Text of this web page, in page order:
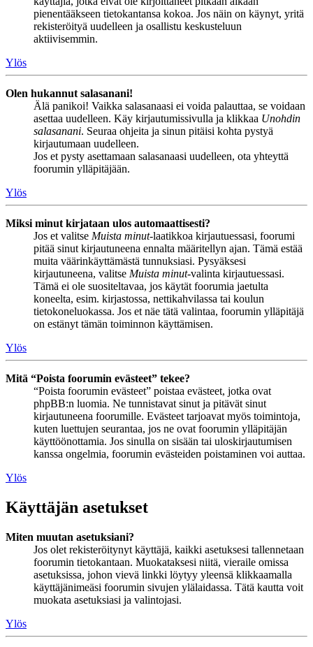
pienentääkseen tietokantansa kokoa. Jos näin on käynyt, yritä
rekisteröityä uudelleen ja osallistu keskusteluun
aktiivisemmin.
Ylös
Olen hukannut salasanani!
Älä panikoi! Vaikka salasanaasi ei voida palauttaa, se voidaan
asettaa uudelleen. Käy kirjautumissivulla ja klikkaa Unohdin
salasanani. Seuraa ohjeita ja sinun pitäisi kohta pystyä
kirjautumaan uudelleen.
Jos et pysty asettamaan salasanaasi uudelleen, ota yhteyttä
foorumin ylläpitäjään.
Ylös
Miksi minut kirjataan ulos automaattisesti?
Jos et valitse Muista minut-laatikkoa kirjautuessasi, foorumi
pitää sinut kirjautuneena ennalta määritellyn ajan. Tämä estää
muita väärinkäyttämästä tunnuksiasi. Pysyäksesi
kirjautuneena, valitse Muista minut-valinta kirjautuessasi.
Tämä ei ole suositeltavaa, jos käytät foorumia jaetulta
koneelta, esim. kirjastossa, nettikahvilassa tai koulun
tietokoneluokassa. Jos et näe tätä valintaa, foorumin ylläpitäjä
on estänyt tämän toiminnon käyttämisen.
Ylös
Mitä “Poista foorumin evästeet” tekee?
“Poista foorumin evästeet” poistaa evästeet, jotka ovat
phpBB:n luomia. Ne tunnistavat sinut ja pitävät sinut
kirjautuneena foorumille. Evästeet tarjoavat myös toimintoja,
kuten luettujen seurantaa, jos ne ovat foorumin ylläpitäjän
käyttöönottamia. Jos sinulla on sisään tai uloskirjautumisen
kanssa ongelmia, foorumin evästeiden poistaminen voi auttaa.
Ylös
Käyttäjän asetukset
Miten muutan asetuksiani?
Jos olet rekisteröitynyt käyttäjä, kaikki asetuksesi tallennetaan
foorumin tietokantaan. Muokataksesi niitä, vieraile omissa
asetuksissa, johon vievä linkki löytyy yleensä klikkaamalla
käyttäjänimeäsi foorumin sivujen ylälaidassa. Tätä kautta voit
muokata asetuksiasi ja valintojasi.
Ylös